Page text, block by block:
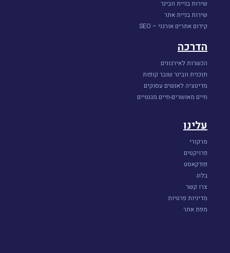
שירות בניית וובינר
שירות בניית אתר
קידום אתרים אורגני – SEO
הדרכה
הכשרות לאירגונים
תוכנית וובינר שובר קופות
מדיטציה לאנשים עסוקים
חיים מאושרים-חיים מגנטיים
עלינו
מרקורי
פרויקטים
פודקאסט
בלוג
צרו קשר
מדיניות פרטיות
מפת אתר